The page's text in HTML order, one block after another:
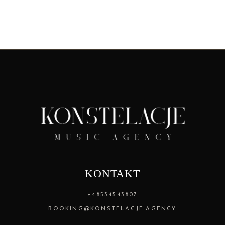
KONTAKT
+48534543807
BOOKING@KONSTELACJE.AGENCY